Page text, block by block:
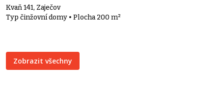
Kvaň 141, Zaječov
Typ činžovní domy • Plocha 200 m²
Zobrazit všechny